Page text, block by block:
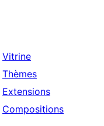
Vitrine
Thèmes
Extensions
Compositions